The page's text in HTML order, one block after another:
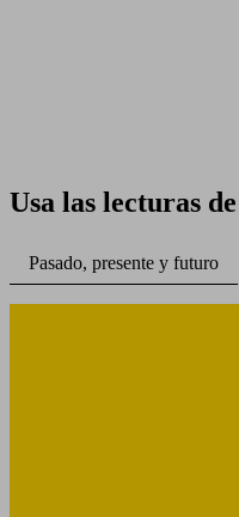
Usa las lecturas
Pasado, presente y futuro